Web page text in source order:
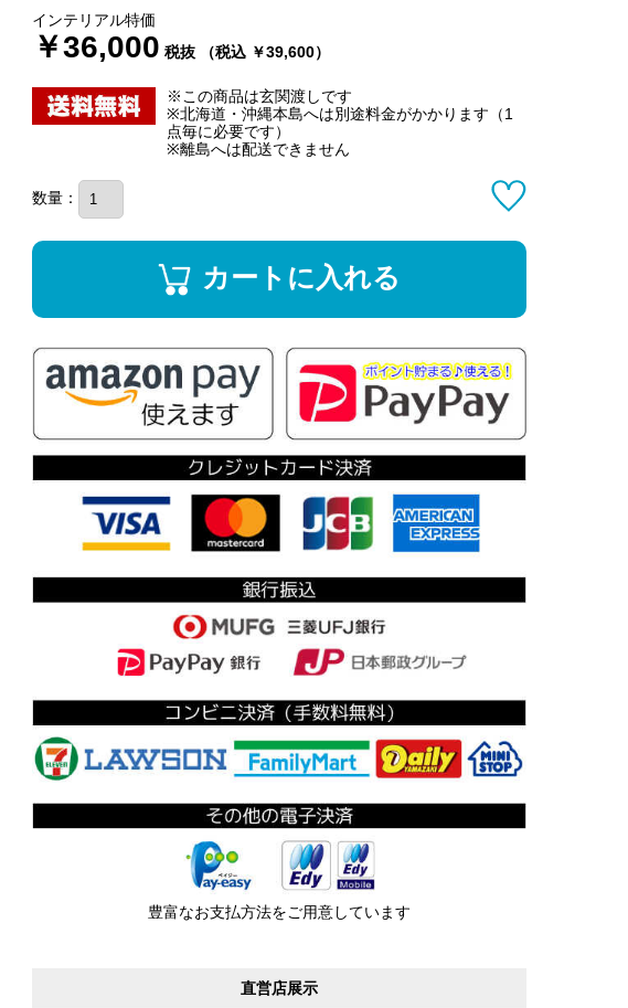
インテリアル特価
￥36,000 税抜 （税込 ￥39,600）
※この商品は玄関渡しです
※北海道・沖縄本島へは別途料金がかかります（1
点毎に必要です）
※離島へは配送できません
数量：
カートに入れる
豊富なお支払方法をご用意しています
直営店展示